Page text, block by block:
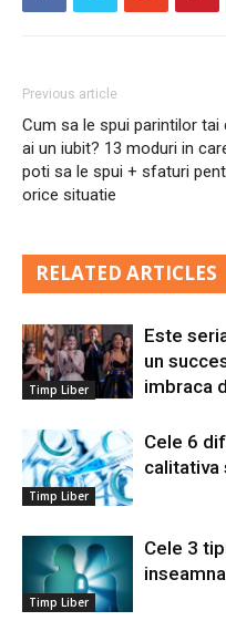
Previous article
Cum sa le spui parintilor tai
ai un iubit? 13 moduri in
poti sa le spui + sfaturi
orice situatie
RELATED ARTICLES
Timp Liber
Este
un
imbraca
Timp Liber
Cele 6
calitativa
Timp Liber
Cele 3
inseamna